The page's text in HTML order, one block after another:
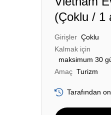
(Çoklu / 1
Girişler Çoklu
Kalmak için
maksimum 30
Amaç Turizm
Tarafından